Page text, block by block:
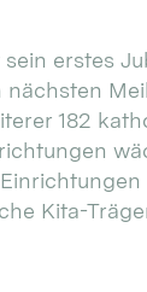
erstes
nächsten
182
Kita-